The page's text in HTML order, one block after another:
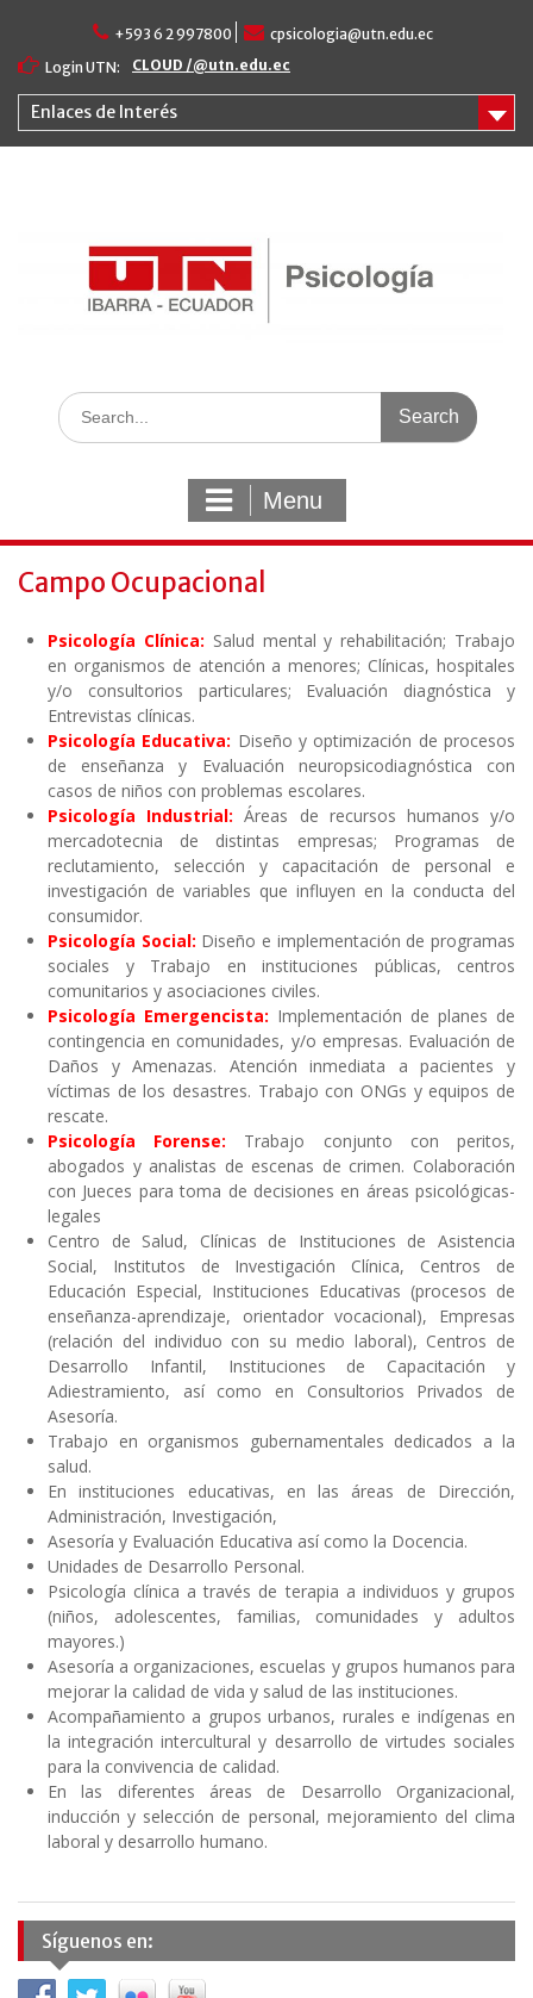
content
+593 6 2 997800
cpsicologia@utn.edu.ec
Login UTN:
CLOUD /@utn.edu.ec
Enlaces de Interés
Search
for:
Menu
Campo Ocupacional
Psicología Clínica: Salud mental y rehabilitación; Trabajo
en organismos de atención a menores; Clínicas, hospitales
y/o consultorios particulares; Evaluación diagnóstica y
Entrevistas clínicas.
Psicología Educativa: Diseño y optimización de procesos
de enseñanza y Evaluación neuropsicodiagnóstica con
casos de niños con problemas escolares.
Psicología Industrial:Áreas de recursos humanos y/o
mercadotecnia de distintas empresas; Programas de
reclutamiento, selección y capacitación de personal e
investigación de variables que influyen en la conducta del
consumidor.
Psicología Social: Diseño e implementación de programas
sociales y Trabajo en instituciones públicas, centros
comunitarios y asociaciones civiles.
Psicología Emergencista: Implementación de planes de
contingencia en comunidades, y/o empresas. Evaluación de
Daños y Amenazas. Atención inmediata a pacientes y
víctimas de los desastres. Trabajo con ONGs y equipos de
rescate.
Psicología Forense: Trabajo conjunto con peritos,
abogados y analistas de escenas de crimen. Colaboración
con Jueces para toma de decisiones en áreas psicológicas-
legales
Centro de Salud, Clínicas de Instituciones de Asistencia
Social, Institutos de Investigación Clínica, Centros de
Educación Especial, Instituciones Educativas (procesos de
enseñanza-aprendizaje, orientador vocacional), Empresas
(relación del individuo con su medio laboral), Centros de
Desarrollo Infantil, Instituciones de Capacitación y
Adiestramiento, así como en Consultorios Privados de
Asesoría.
Trabajo en organismos gubernamentales dedicados a la
salud.
En instituciones educativas, en las áreas de Dirección,
Administración, Investigación,
Asesoría y Evaluación Educativa así como la Docencia.
Unidades de Desarrollo Personal.
Psicología clínica a través de terapia a individuos y grupos
(niños, adolescentes, familias, comunidades y adultos
mayores.)
Asesoría a organizaciones, escuelas y grupos humanos para
mejorar la calidad de vida y salud de las instituciones.
Acompañamiento a grupos urbanos, rurales e indígenas en
la integración intercultural y desarrollo de virtudes sociales
para la convivencia de calidad.
En las diferentes áreas de Desarrollo Organizacional,
inducción y selección de personal, mejoramiento del clima
laboral y desarrollo humano.
Síguenos en: